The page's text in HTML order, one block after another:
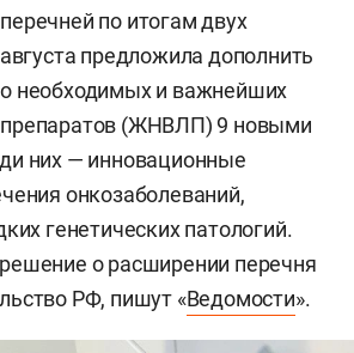
по итогам двух
предложила дополнить
необходимых и важнейших
(ЖНВЛП) 9 новыми
них — инновационные
онкозаболеваний,
генетических патологий.
о расширении перечня
РФ, пишут «Ведомости».